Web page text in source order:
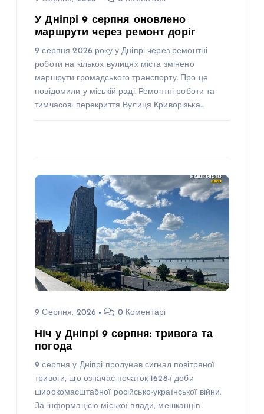
У Дніпрі 9 серпня оновлено
маршрути через ремонт доріг
9 серпня 2026 року у Дніпрі через ремонтні
роботи на кількох вулицях міста змінено
маршрути громадського транспорту. Про це
повідомили у міській раді. Ремонтні роботи та
тимчасові перекриття Вулиця Криворізька…
9 Серпня, 2026 0 Коментарі
Ніч у Дніпрі 9 серпня: тривога та
погода
9 серпня у Дніпрі пролунав сигнал повітряної
тривоги, що означає початок 1628-ї доби
широкомасштабної російсько-української війни.
За інформацією міської влади, мешканців